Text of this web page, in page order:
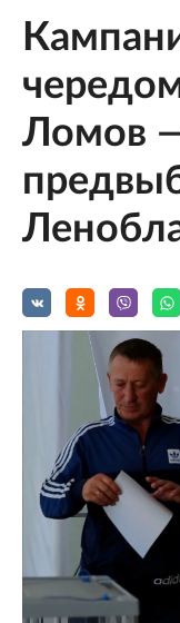
Ломов